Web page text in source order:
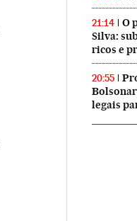
21:14
O
Silva:
ricos e
20:55
legais